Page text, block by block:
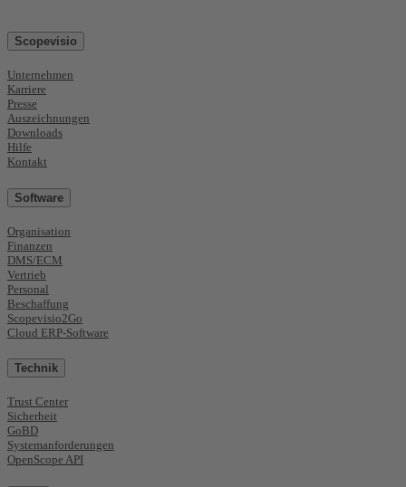
Scopevisio
Unternehmen
Karriere
Presse
Auszeichnungen
Downloads
Hilfe
Kontakt
Software
Organisation
Finanzen
DMS/ECM
Vertrieb
Personal
Beschaffung
Scopevisio2Go
Cloud ERP-Software
Technik
Trust Center
Sicherheit
GoBD
Systemanforderungen
OpenScope API